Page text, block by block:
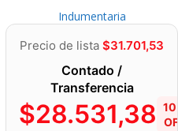
Indumentaria
Precio de lista $31.701,53
Contado /
Transferencia
$28.531,38